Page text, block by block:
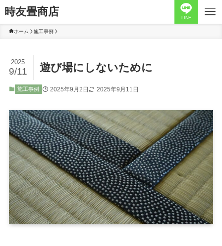
時友畳商店 LINE
ホーム 施工事例
遊び場にしないために
2025
9/11
施工事例 2025年9月2日 2025年9月11日